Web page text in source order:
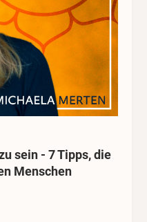
sein - 7 Tipps, die
Menschen